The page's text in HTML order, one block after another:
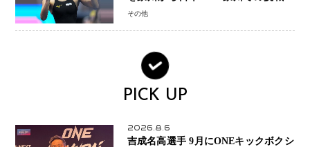
糧に、28年ロサンゼルス五輪へ再始動
その他
PICK UP
2026.8.6
吉成名高選手 9月にONEキックボクシ